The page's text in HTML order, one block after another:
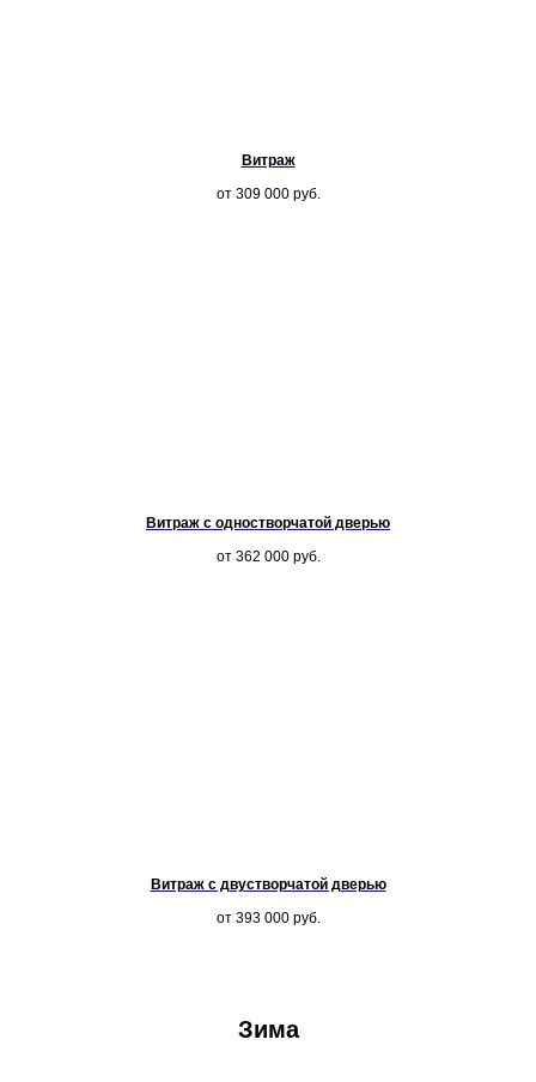
Витраж
от 309 000 руб.
Витраж с одностворчатой дверью
от 362 000 руб.
Витраж с двустворчатой дверью
от 393 000 руб.
Зима